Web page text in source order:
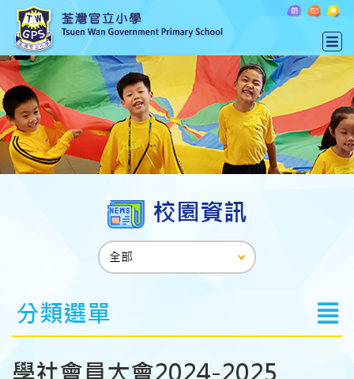
校園資訊
分類選單
學社會員大會2024-2025